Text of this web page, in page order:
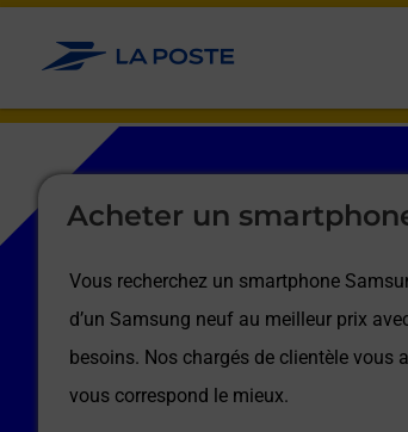
Allez au contenu
Acheter un
Vous recherchez un smartphone
d’un Samsung neuf au meilleur prix
besoins. Nos chargés de clientèle vous
vous correspond le mieux.
Le lien s'ouvre dans un nouvel onglet
Le lien s'ouvre dans un nouvel onglet
Afficher ou masquer la réponse
Afficher ou masquer la réponse
Afficher ou masquer la réponse
Afficher ou masquer la réponse
Afficher ou masquer la réponse
Afficher ou masquer la réponse